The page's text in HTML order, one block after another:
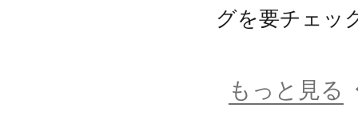
グを要チェッ
もっと見る